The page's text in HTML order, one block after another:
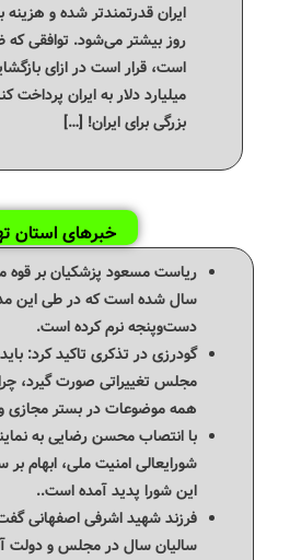
ایران قدرتمندتر شده و
روز بیشتر می‌شود. توافقی که
میلیارد دلار به ایران پرداخت
بزرگی برای ایران! […]
خبرهای استان
ریاست مسعود پزشکیان بر قوه
سال شده است که در طی این
دست‌وپنجه نرم کرده است.
گودرزی در تذکری تاکید کرد:
مجلس تغییراتی صورت گیرد،
همه موضوعات در بستر مجازی
با انتصاب محسن رضایی به
شورایعالی امنیت ملی، ابهام
این شورا پدید آمده است..
فرزند شهید اشرفی اصفهانی
سالیان سال در مجلس و دولت